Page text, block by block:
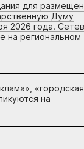
для
Думу
2026 года.
на региональном
«городская
на